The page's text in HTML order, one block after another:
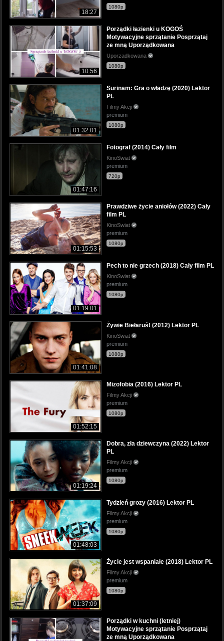
18:27
1080p
10:56
Porządki łazienki u KOGOŚ
Motywacyjne sprzątanie Posprzątaj
ze mną Uporządkowana
Uporzadkowana
1080p
01:32:01
Surinam: Gra o władzę (2020) Lektor
PL
Filmy Akcji
premium
1080p
01:47:16
Fotograf (2014) Cały film
KinoSwiat
premium
720p
01:15:53
Prawdziwe życie aniołów (2022) Cały
film PL
KinoSwiat
premium
1080p
01:19:01
Pech to nie grzech (2018) Cały film PL
KinoSwiat
premium
1080p
01:41:08
Żywie Biełaruś! (2012) Lektor PL
KinoSwiat
premium
1080p
01:52:15
Mizofobia (2016) Lektor PL
Filmy Akcji
premium
1080p
01:19:24
Dobra, zła dziewczyna (2022) Lektor
PL
Filmy Akcji
premium
1080p
01:48:03
Tydzień grozy (2016) Lektor PL
Filmy Akcji
premium
1080p
01:37:09
Życie jest wspaniałe (2018) Lektor PL
Filmy Akcji
premium
1080p
Porządki w kuchni (letniej)
Motywacyjne sprzątanie Posprzątaj
ze mną Uporządkowana